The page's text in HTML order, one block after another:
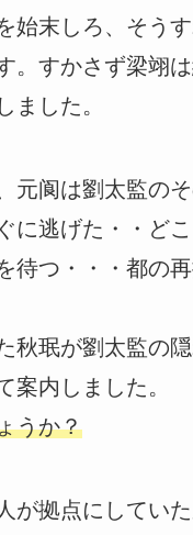
始末しろ、そう
。すかさず梁翊
ました。
元阆は劉太監の
に逃げた・・ど
待つ・・・都の
秋珉が劉太監の
案内しました。
うか？
が拠点にしてい